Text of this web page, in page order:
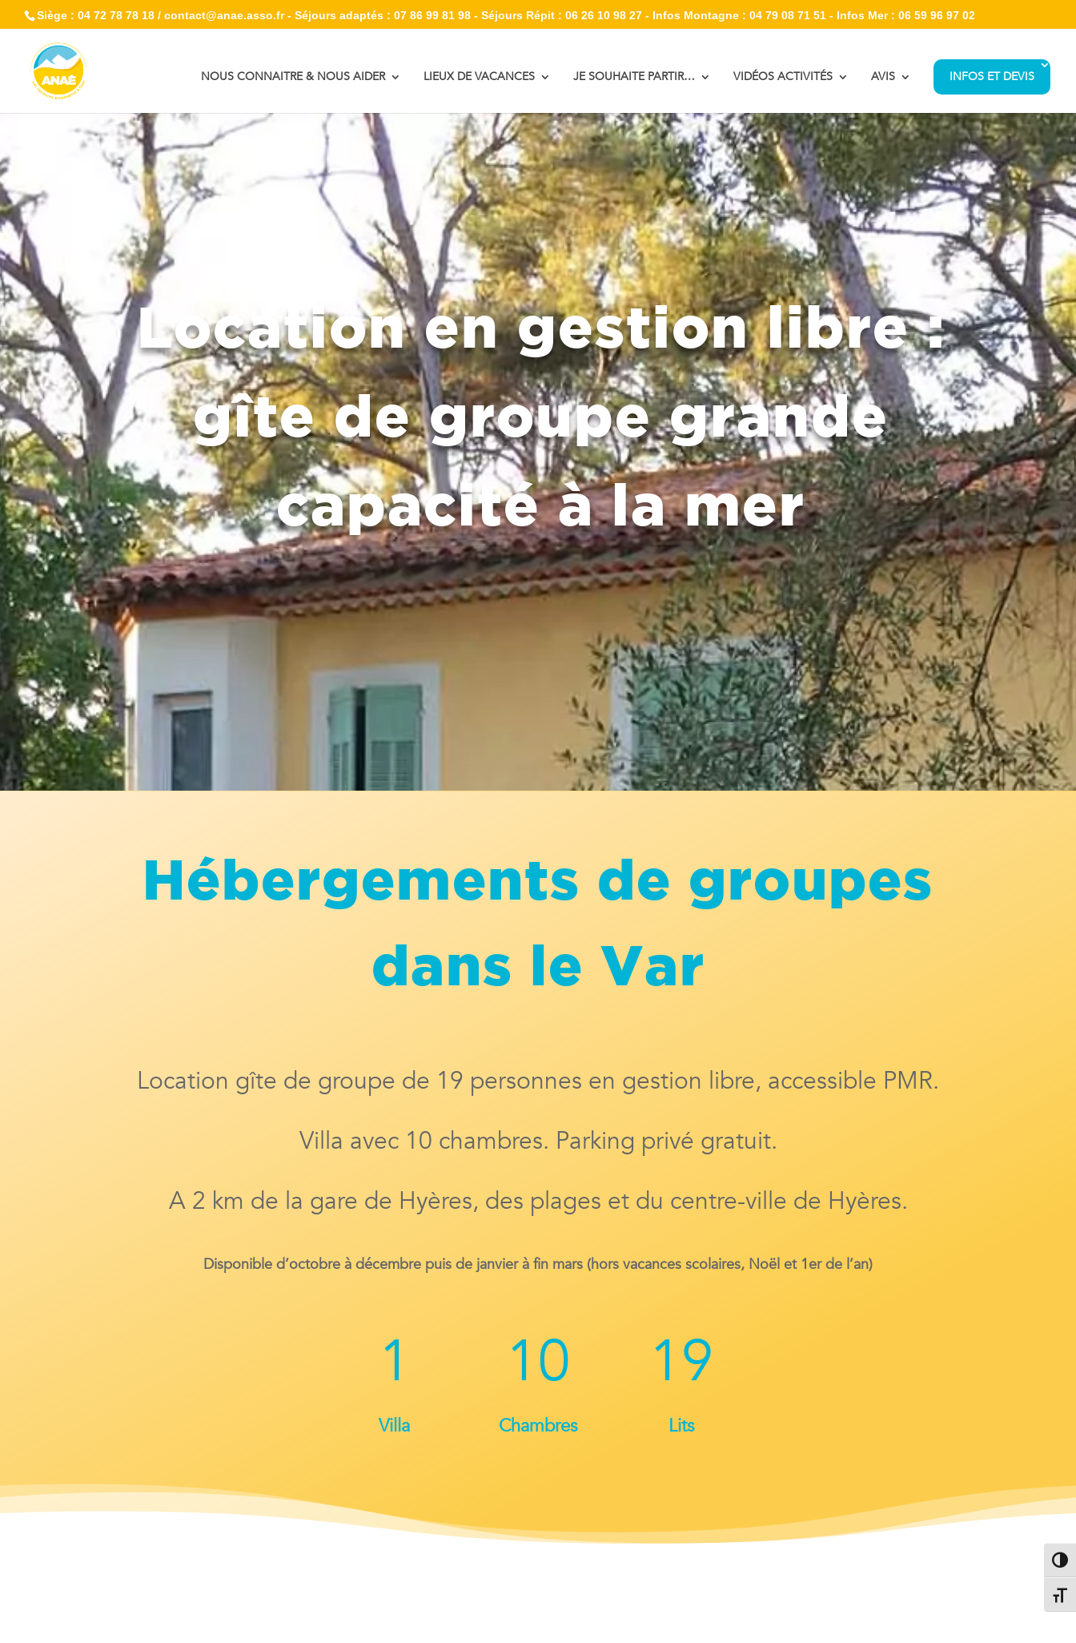
Siège : 04 72 78 78 18 / contact@anae.asso.fr - Séjours adaptés : 07 86 99 81 98 - Séjours Répit : 06 26 10 98 27 - Infos Montagne : 04 79 08 71 51 - Infos Mer : 06 59 96 97 02
NOUS CONNAITRE & NOUS AIDER LIEUX DE VACANCES JE SOUHAITE PARTIR… VIDÉOS ACTIVITÉS AVIS INFOS ET DEVIS
Location en gestion libre :
gîte de groupe grande
capacité à la mer
Hébergements de groupes
dans le Var
Location gîte de groupe de 19 personnes en gestion libre, accessible PMR.
Villa avec 10 chambres. Parking privé gratuit.
A 2 km de la gare de Hyères, des plages et du centre-ville de Hyères.
Disponible d’octobre à décembre puis de janvier à fin mars (hors vacances scolaires, Noël et 1er de l’an)
1
Villa
10
Chambres
19
Lits